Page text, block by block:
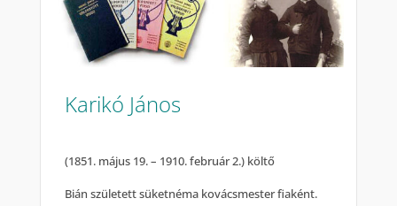
Karikó János
(1851. május 19. – 1910. február 2.) költő
Bián született süketnéma kovácsmester fiaként.